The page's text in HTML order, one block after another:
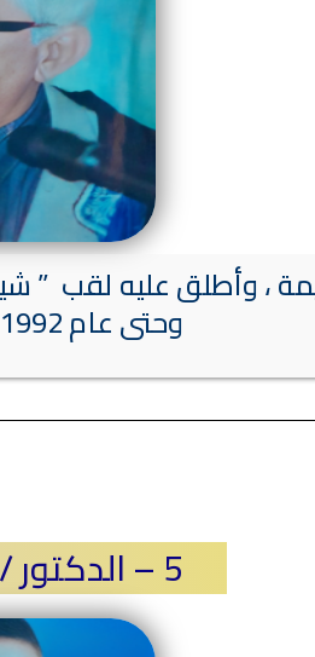
وحتى عام 1992 ، ثم أحيل بعدها للمعاش .
5 – الدكتور / أحمد محمد الطوخي